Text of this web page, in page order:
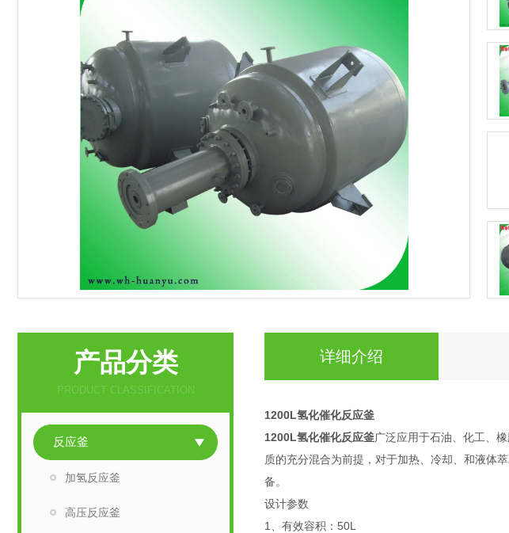
产品分类
PRODUCT CLASSIFICATION
反应釜
加氢反应釜
高压反应釜
详细介绍
1200L氢化催化反应釜
1200L氢化催化反应釜广泛应用于石油、化工、
质的充分混合为前提，对于加热、冷却、和液体
备。
设计参数
1、有效容积：50L